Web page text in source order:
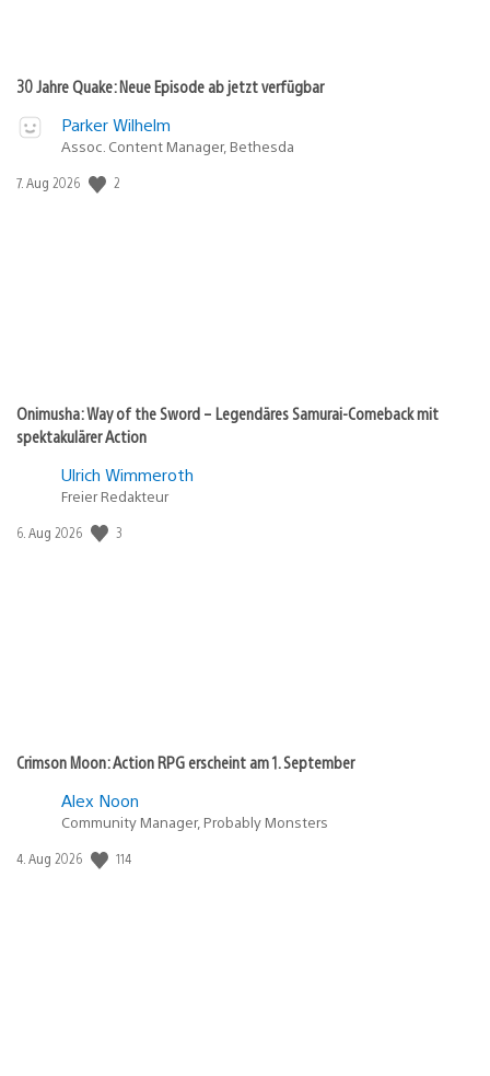
30 Jahre Quake: Neue Episode ab jetzt verfügbar
Parker Wilhelm
Assoc. Content Manager, Bethesda
Veröffentlichungsdatum:
7. Aug 2026 2
Onimusha: Way of the Sword – Legendäres Samurai-Comeback mit
spektakulärer Action
Ulrich Wimmeroth
Freier Redakteur
Veröffentlichungsdatum:
6. Aug 2026 3
Crimson Moon: Action RPG erscheint am 1. September
Alex Noon
Community Manager, Probably Monsters
Veröffentlichungsdatum:
4. Aug 2026 114